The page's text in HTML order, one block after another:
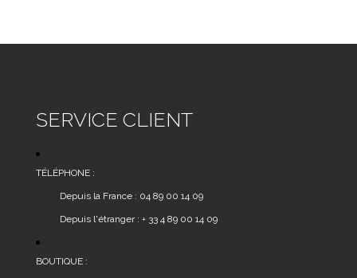
SERVICE CLIENT
TÉLÉPHONE :
Depuis la France : 04 89 00 14 09
Depuis l'étranger : + 33 4 89 00 14 09
BOUTIQUE :